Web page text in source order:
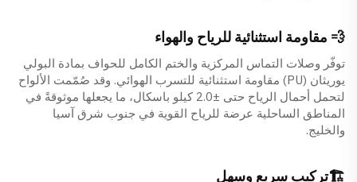
💨 مقاومة استثنائية للرياح والهواء
توفّر وصلات التماس المركزية والختم الكامل للحواف بمادة البولي
يوريثان (PU) مقاومة استثنائية للتسرب الهوائي. وقد صُمّمت الألواح
لتحمل أحمال الرياح حتى ±2.0 كيلو باسكال، ما يجعلها موثوقةً في
المناطق الساحلية عرضة للرياح القوية في جنوب شرق آسيا
والخليج.
🏗️تركيب سريع وسهل